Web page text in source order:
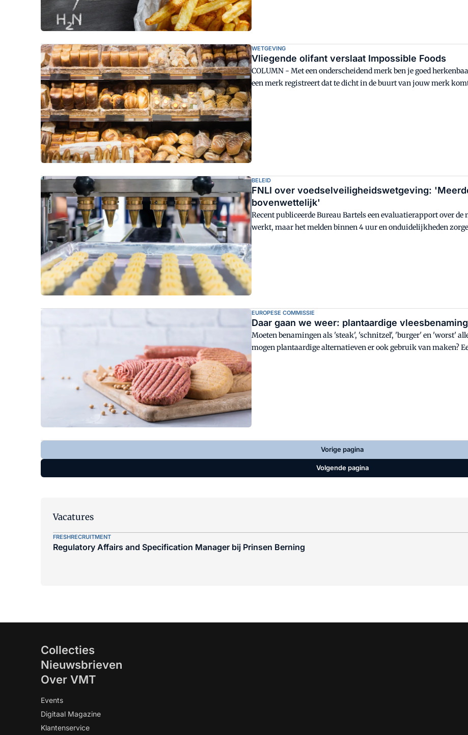
WETGEVING
Vliegende olifant verslaat Impossible Foods
COLUMN - Met een onderscheidend merk ben je goed
een merk registreert dat te dicht in de buurt van jouw merk
BELEID
FNLI over voedselveiligheidswetgeving:
bovenwettelijk'
Recent publiceerde Bureau Bartels een evaluatierapport over
werkt, maar het melden binnen 4 uur en onduidelijkheden
EUROPESE COMMISSIE
Daar gaan we weer: plantaardige
Moeten benamingen als 'steak', 'schnitzel', 'burger' en 'worst'
mogen plantaardige alternatieven er ook gebruik van maken?
Vorige pagina
Volgende pagina
Vacatures
FRESHRECRUITMENT
Regulatory Affairs and Specification Manager bij Prinsen Berning
Collecties
Nieuwsbrieven
Over VMT
Events
Digitaal Magazine
Klantenservice